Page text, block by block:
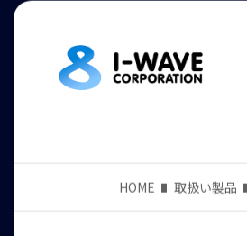
HOME 取扱い製品